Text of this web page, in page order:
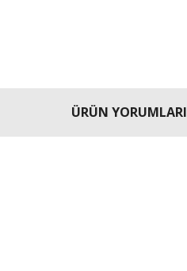
ÜRÜN YORUMLARI